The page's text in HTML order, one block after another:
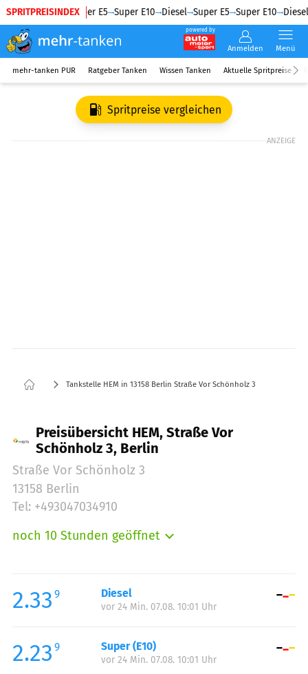
SPRITPREISINDEX
Diesel Super E5 Super E10 Diesel Super E5 Super E10 Diesel
powered by
Anmelden Menü
mehr-tanken PUR Ratgeber Tanken Wissen Tanken Aktuelle Spritpreise
Spritpreise vergleichen
ANZEIGE
Tankstelle HEM in 13158 Berlin Straße Vor Schönholz 3
Preisübersicht HEM, Straße Vor
Schönholz 3, Berlin
Straße Vor Schönholz 3
13158 Berlin
Tel: +493047034910
noch 10 Stunden geöffnet
Mittwoch:
05:00-23:00
Donnerstag:
Samstag:
06:00-23:00
Sonntag:
2.33 9 Diesel
vor 24 Min. 07.08. 10:01 Uhr
2.23 9 Super (E10)
vor 24 Min. 07.08. 10:01 Uhr